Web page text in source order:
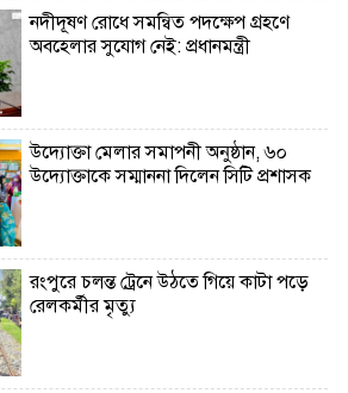
নদীদূষণ রোধে সমন্বিত পদক্ষেপ গ্রহণে
অবহেলার সুযোগ নেই: প্রধানমন্ত্রী
উদ্যোক্তা মেলার সমাপনী অনুষ্ঠান, ৬০
উদ্যোক্তাকে সম্মাননা দিলেন সিটি প্রশাসক
রংপুরে চলন্ত ট্রেনে উঠতে গিয়ে কাটা পড়ে
রেলকর্মীর মৃত্যু